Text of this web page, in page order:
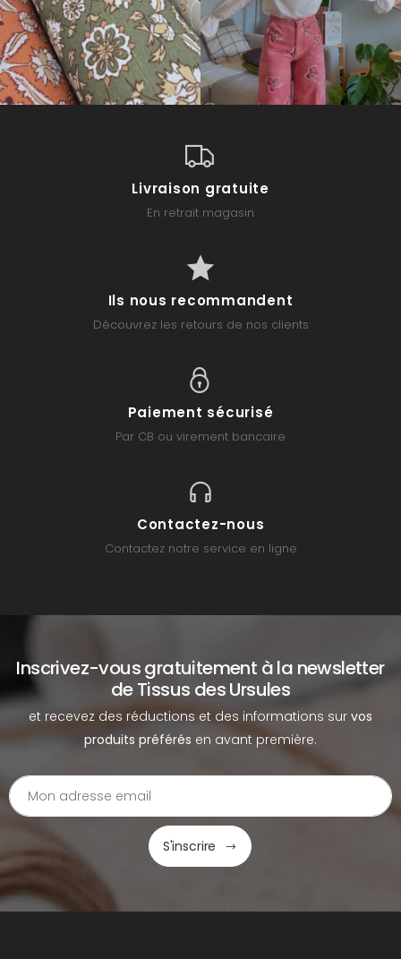
Livraison gratuite
En retrait magasin
Ils nous recommandent
Découvrez les retours de nos clients
Paiement sécurisé
Par CB ou virement bancaire
Contactez-nous
Contactez notre service en ligne
Inscrivez-vous gratuitement à la newsletter
de Tissus des Ursules
et recevez des réductions et des informations sur vos
produits préférés en avant première.
S'inscrire